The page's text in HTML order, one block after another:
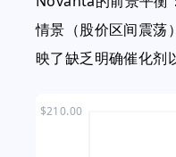
情景（股价区间震荡
映了缺乏明确催化剂
$210.00